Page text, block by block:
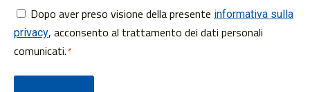
Consenso
*
Dopo aver preso visione della presente informativa sulla
privacy, acconsento al trattamento dei dati personali
comunicati.*